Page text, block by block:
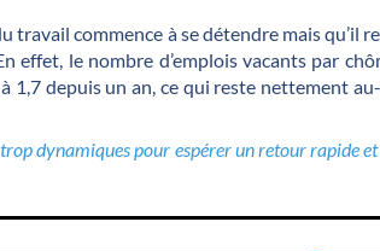
travail commence à se détendre mais qu’il
effet, le nombre d’emplois vacants par
1,7 depuis un an, ce qui reste nettement
dynamiques pour espérer un retour rapide